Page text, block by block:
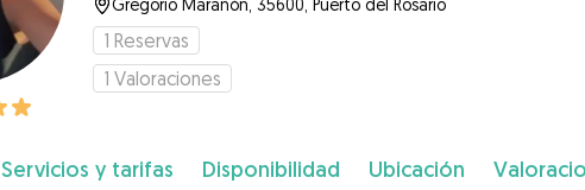
Gregorio Marañón, 35600, Puerto del Rosario
1 Reservas
1 Valoraciones
Servicios y tarifas Disponibilidad Ubicación